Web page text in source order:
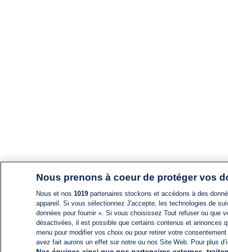
Nous prenons à coeur de protéger vos
Nous et nos 1019partenaires stockons et accédons à des
appareil. Si vous sélectionnez J'accepte, les technologies de
données pour fournir ». Si vous choisissez Tout refuser ou
désactivées, il est possible que certains contenus et annonces
menu pour modifier vos choix ou pour retirer votre
avez fait aurons un effet sur notre ou nos Site Web. Pour plus